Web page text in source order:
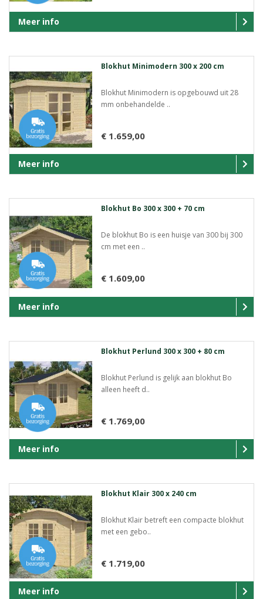
Meer info
Blokhut Minimodern 300 x 200 cm
Blokhut Minimodern is opgebouwd uit 28
mm onbehandelde ..
€ 1.659,00
Meer info
Blokhut Bo 300 x 300 + 70 cm
De blokhut Bo is een huisje van 300 bij 300
cm met een ..
€ 1.609,00
Meer info
Blokhut Perlund 300 x 300 + 80 cm
Blokhut Perlund is gelijk aan blokhut Bo
alleen heeft d..
€ 1.769,00
Meer info
Blokhut Klair 300 x 240 cm
Blokhut Klair betreft een compacte blokhut
met een gebo..
€ 1.719,00
Meer info